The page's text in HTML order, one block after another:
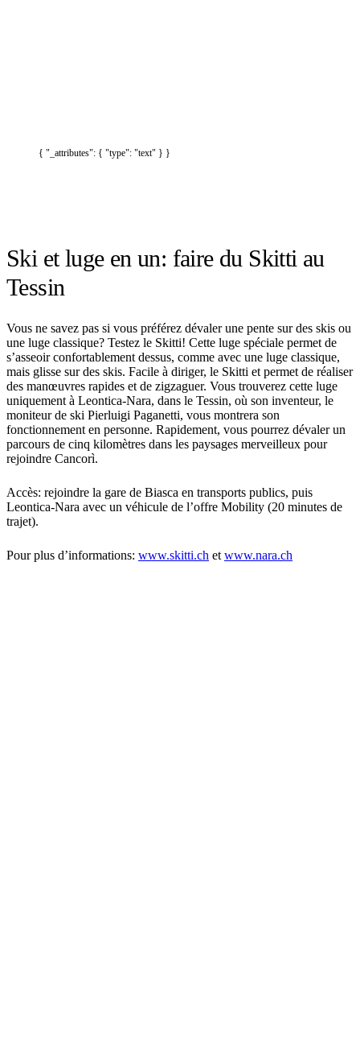
{ "_attributes": { "type": "text" } }
Ski et luge en un: faire du Skitti au
Tessin
Vous ne savez pas si vous préférez dévaler une pente sur des skis ou
une luge classique? Testez le Skitti! Cette luge spéciale permet de
s’asseoir confortablement dessus, comme avec une luge classique,
mais glisse sur des skis. Facile à diriger, le Skitti et permet de réaliser
des manœuvres rapides et de zigzaguer. Vous trouverez cette luge
uniquement à Leontica-Nara, dans le Tessin, où son inventeur, le
moniteur de ski Pierluigi Paganetti, vous montrera son
fonctionnement en personne. Rapidement, vous pourrez dévaler un
parcours de cinq kilomètres dans les paysages merveilleux pour
rejoindre Cancorì.
Accès: rejoindre la gare de Biasca en transports publics, puis
Leontica-Nara avec un véhicule de l’offre Mobility (20 minutes de
trajet).
Pour plus d’informations: www.skitti.ch et www.nara.ch